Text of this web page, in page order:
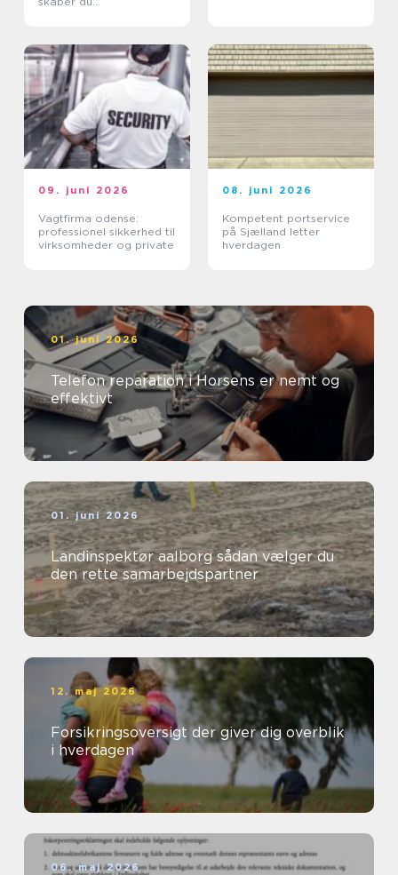
09. juni 2026
Vagtfirma odense:
professionel sikkerhed til
virksomheder og private
08. juni 2026
Kompetent portservice
på Sjælland letter
hverdagen
01. juni 2026
Telefon reparation i Horsens er nemt og
effektivt
01. juni 2026
Landinspektør aalborg sådan vælger du
den rette samarbejdspartner
12. maj 2026
Forsikringsoversigt der giver dig overblik
i hverdagen
06. maj 2026